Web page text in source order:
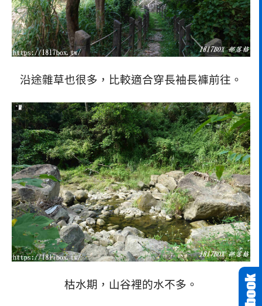
沿途雜草也很多，比較適合穿長袖長褲前往。
枯水期，山谷裡的水不多。